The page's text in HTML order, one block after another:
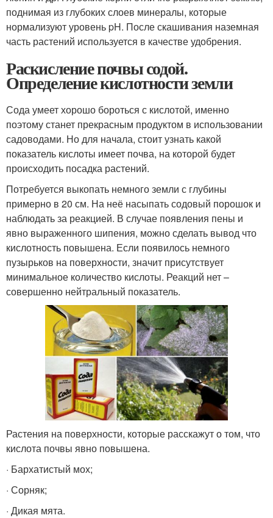
поднимая из глубоких слоев минералы, которые
нормализуют уровень pH. После скашивания наземная
часть растений используется в качестве удобрения.
Раскисление почвы содой.
Определение кислотности земли
Сода умеет хорошо бороться с кислотой, именно
поэтому станет прекрасным продуктом в использовании
садоводами. Но для начала, стоит узнать какой
показатель кислоты имеет почва, на которой будет
происходить посадка растений.
Потребуется выкопать немного земли с глубины
примерно в 20 см. На неё насыпать содовый порошок и
наблюдать за реакцией. В случае появления пены и
явно выраженного шипения, можно сделать вывод что
кислотность повышена. Если появилось немного
пузырьков на поверхности, значит присутствует
минимальное количество кислоты. Реакций нет –
совершенно нейтральный показатель.
Растения на поверхности, которые расскажут о том, что
кислота почвы явно повышена.
· Бархатистый мох;
· Сорняк;
· Дикая мята.